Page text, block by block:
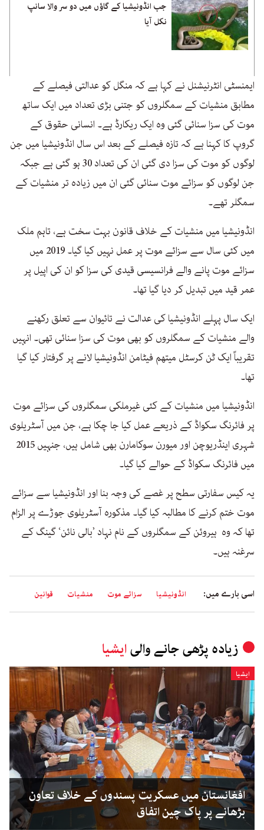
جب انڈونیشیا کے گاؤں میں دو سر والا سانپ
نکل آیا
ایمنسٹی انٹرنیشنل نے کہا ہے کہ منگل کو عدالتی فیصلے کے
مطابق منشیات کے سمگلروں کو جتنی بڑی تعداد میں ایک ساتھ
موت کی سزا سنائی گئی وہ ایک ریکارڈ ہے۔ انسانی حقوق کے
گروپ کا کہنا ہے کہ تازہ فیصلے کے بعد اس سال انڈونیشیا میں جن
لوگوں کو موت کی سزا دی گئی ان کی تعداد 30 ہو گئی ہے جبکہ
جن لوگوں کو سزائے موت سنائی گئی ان میں زیادہ تر منشیات کے
سمگلر تھے۔
انڈونیشیا میں منشیات کے خلاف قانون بہت سخت ہے، تاہم ملک
میں کئی سال سے سزائے موت پر عمل نہیں کیا گیا۔ 2019 میں
سزائے موت پانے والے فرانسیسی قیدی کی سزا کو ان کی اپیل پر
عمر قید میں تبدیل کر دیا گیا تھا۔
ایک سال پہلے انڈونیشیا کی عدالت نے تائیوان سے تعلق رکھنے
والے منشیات کے سمگلروں کو بھی موت کی سزا سنائی تھی۔ انہیں
تقریباً ایک ٹن کرسٹل میتھم فیٹامن انڈونیشیا لانے پر گرفتار کیا گیا
تھا۔
انڈونیشیا میں منشیات کے کئی غیرملکی سمگلروں کی سزائے موت
پر فائرنگ سکواڈ کے ذریعے عمل کیا جا چکا ہے، جن میں آسٹریلوی
شہری اینڈریوچن اور میورن سوکامارن بھی شامل ہیں، جنہیں 2015
میں فائرنگ سکواڈ کے حوالے کیا گیا۔
یہ کیس سفارتی سطح پر غصے کی وجہ بنا اور انڈونیشیا سے سزائے
موت ختم کرنے کا مطالبہ کیا گیا۔ مذکورہ آسٹریلوی جوڑے پر الزام
تھا کہ وہ ہیروئن کے سمگلروں کے نام نہاد ’بالی نائن‘ گینگ کے
سرغنہ ہیں۔
اسی بارے میں: انڈونیشیا سزائے موت منشیات قوانین
زیادہ پڑھی جانے والیایشیا
ایشیا
افغانستان میں عسکریت پسندوں کے خلاف تعاون
بڑھانے پر پاک چین اتفاق